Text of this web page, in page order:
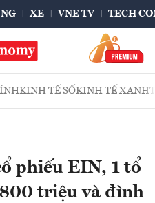
XE VNE TV TECH
KINH TẾ SỐKINH TẾ XANH
phiếu EIN, 1 tổ
triệu và đình